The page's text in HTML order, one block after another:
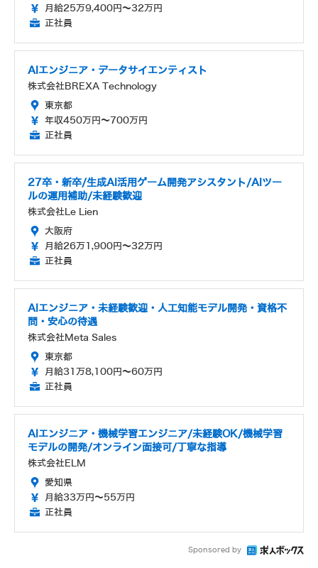
月給25万9,400円～32万円
正社員
AIエンジニア・データサイエンティスト
株式会社BREXA Technology
東京都
年収450万円～700万円
正社員
27卒・新卒/生成AI活用ゲーム開発アシスタント/AIツー
ルの運用補助/未経験歓迎
株式会社Le Lien
大阪府
月給26万1,900円～32万円
正社員
AIエンジニア・未経験歓迎・人工知能モデル開発・資格不
問・安心の待遇
株式会社Meta Sales
東京都
月給31万8,100円～60万円
正社員
AIエンジニア・機械学習エンジニア/未経験OK/機械学習
モデルの開発/オンライン面接可/丁寧な指導
株式会社ELM
愛知県
月給33万円～55万円
正社員
Sponsored by